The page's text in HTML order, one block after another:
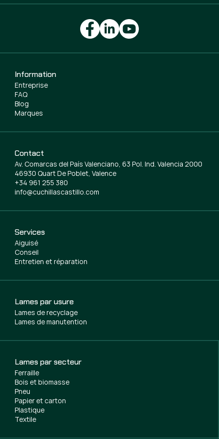
Services
Aiguisé
Conseil
Entretien et réparation
Lames par usure
Lames de recyclage
Lames de manutention
Lames par secteur
Ferraille
Bois et biomasse
Pneu
Papier et carton
Plastique
Textile
Information
Entreprise
FAQ
Blog
Marques
Contact
Av. Comarcas del País Valenciano, 63 Pol. Ind. Valencia 2000
46930 Quart De Poblet, Valence
+34 961 255 380
info@cuchillascastillo.com